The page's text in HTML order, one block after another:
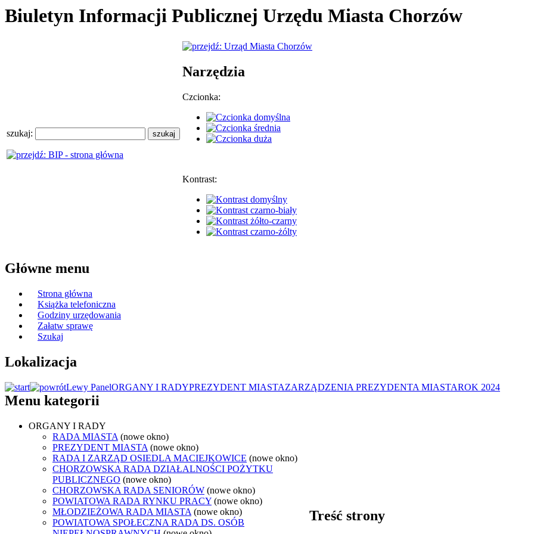
Biuletyn Informacji Publicznej Urzędu Miasta Chorzów
szukaj:
Narzędzia
Czcionka:
Kontrast:
Główne menu
Strona główna
Książka telefoniczna
Godziny urzędowania
Załatw sprawę
Szukaj
Lokalizacja
Lewy PanelORGANY I RADYPREZYDENT MIASTAZARZĄDZENIA PREZYDENTA MIASTAROK 2024
Menu kategorii
ORGANY I RADY
RADA MIASTA (nowe okno)
PREZYDENT MIASTA (nowe okno)
RADA I ZARZĄD OSIEDLA MACIEJKOWICE (nowe okno)
CHORZOWSKA RADA DZIAŁALNOŚCI POŻYTKU
PUBLICZNEGO (nowe okno)
CHORZOWSKA RADA SENIORÓW (nowe okno)
POWIATOWA RADA RYNKU PRACY (nowe okno)
MŁODZIEŻOWA RADA MIASTA (nowe okno)
POWIATOWA SPOŁECZNA RADA DS. OSÓB
Treść strony